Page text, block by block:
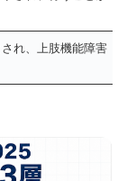
れ、上肢機能障害